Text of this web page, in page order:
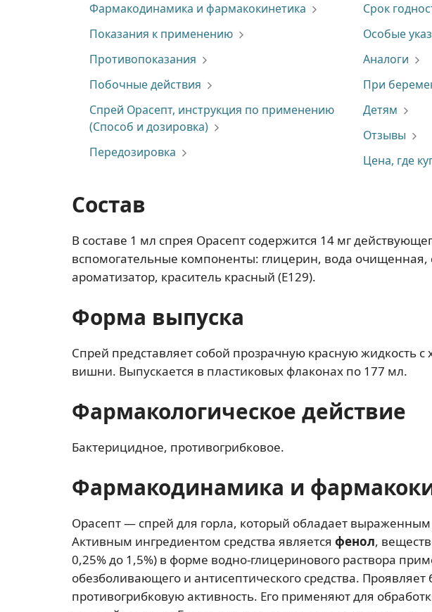
Фармакодинамика и фармакокинетика
Показания к применению
Противопоказания
Побочные действия
Спрей Орасепт, инструкция по применению
(Способ и дозировка)
Передозировка
Срок
Особые
Аналоги
При
Детям
Отзывы
Цена, где
Состав
В составе 1 мл спрея Орасепт содержится 14 мг
вспомогательные компоненты: глицерин, вода
ароматизатор, краситель красный (Е129).
Форма выпуска
Спрей представляет собой прозрачную красную жидкость
вишни. Выпускается в пластиковых флаконах по 177 мл.
Фармакологическое действие
Бактерицидное, противогрибковое.
Фармакодинамика и
Орасепт — спрей для горла, который обладает
Активным ингредиентом средства является фенол,
0,25% до 1,5%) в форме водно-глицеринового раствора
обезболивающего и антисептического средства.
противогрибковую активность. Его применяют для